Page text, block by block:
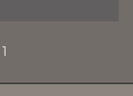
1